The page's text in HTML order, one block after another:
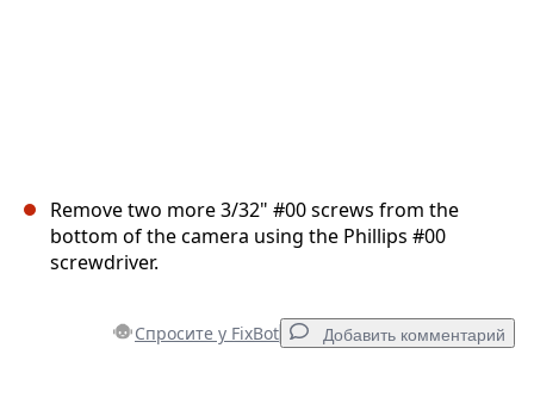
Remove two more 3/32" #00 screws from the
bottom of the camera using the Phillips #00
screwdriver.
Спросите у FixBot Добавить комментарий